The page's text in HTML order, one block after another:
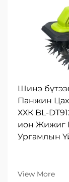
Шинэ
Панжин
ХХК BL-
ион Жижиг
Ургамлын
View More